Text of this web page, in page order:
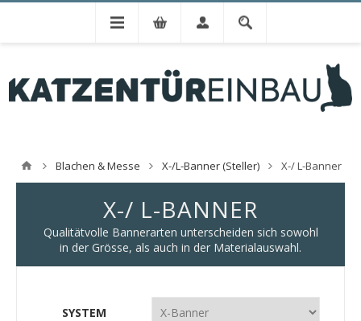
Blachen & Messe X-/L-Banner (Steller) X-/ L-Banner
X-/ L-BANNER
Qualitätvolle Bannerarten unterscheiden sich sowohl
in der Grösse, als auch in der Materialauswahl.
SYSTEM